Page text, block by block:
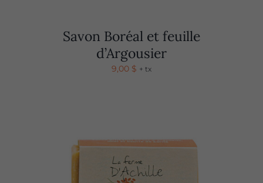
Savon Boréal et feuille
d’Argousier
9,00 $ + tx